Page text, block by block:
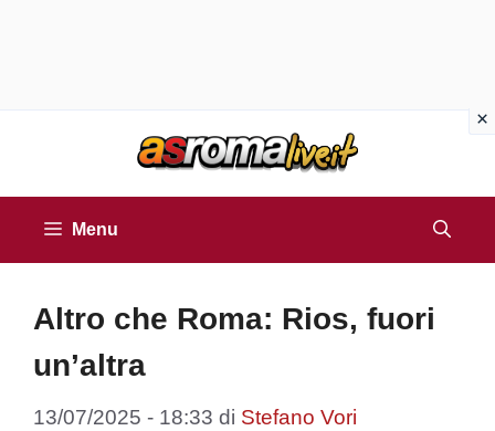
Menu
Altro che Roma: Rios, fuori
un’altra
13/07/2025 - 18:33 di Stefano Vori